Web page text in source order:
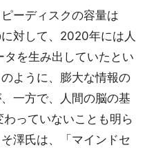
ーディスクの容量は
対して、2020年には人
タを生み出していたとい
ように、膨大な情報の
一方で、人間の脳の基
っていないことも明ら
澤氏は、「マインドセ